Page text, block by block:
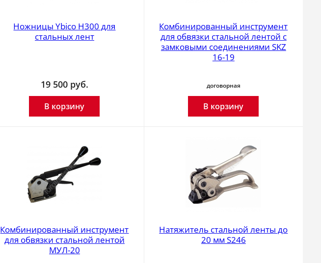
Ножницы Ybico H300 для
стальных лент
19 500 руб.
В корзину
Комбинированный инструмент
для обвязки стальной лентой с
замковыми соединениями SKZ
16-19
договорная
В корзину
Комбинированный инструмент
для обвязки стальной лентой
МУЛ-20
Натяжитель стальной ленты до
20 мм S246